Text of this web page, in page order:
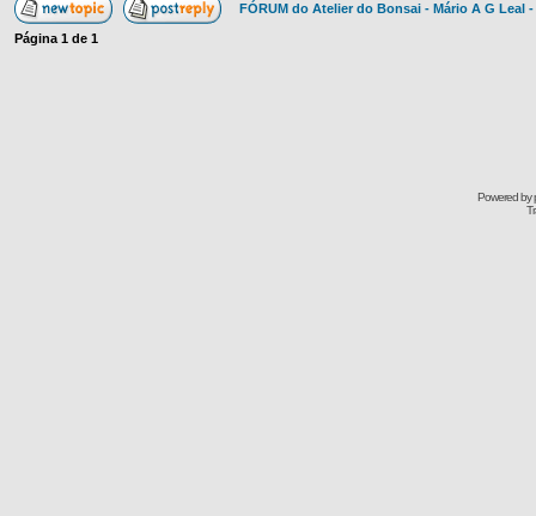
FÓRUM do Atelier do Bonsai - Mário A G Leal
Página 1 de 1
Powered by